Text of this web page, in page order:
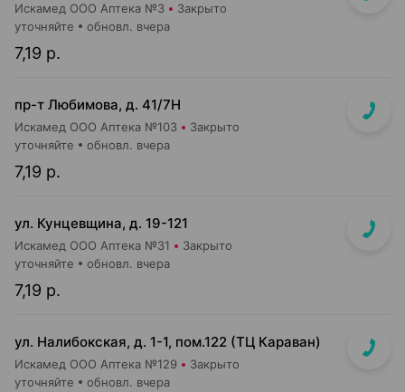
Искамед ООО Аптека №3 Закрыто
7,19 р.
уточняйте обновл. вчера
пр-т Любимова, д. 41/7Н
Искамед ООО Аптека №103 Закрыто
7,19 р.
уточняйте обновл. вчера
ул. Кунцевщина, д. 19-121
Искамед ООО Аптека №31 Закрыто
7,19 р.
уточняйте обновл. вчера
ул. Налибокская, д. 1-1, пом.122 (ТЦ Караван)
Искамед ООО Аптека №129 Закрыто
уточняйте обновл. вчера